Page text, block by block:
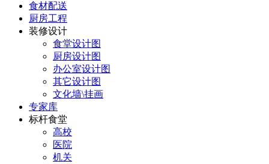
食材配送
厨房工程
装修设计
食堂设计图
厨房设计图
办公室设计图
其它设计图
文化墙\挂画
专家库
标杆食堂
高校
医院
机关